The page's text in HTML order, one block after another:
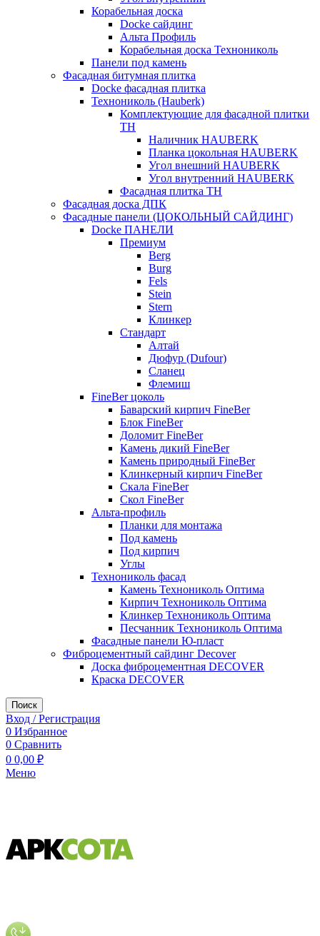
Корабельная доска
Docke сайдинг
Альта Профиль
Корабельная доска Технониколь
Панели под камень
Фасадная битумная плитка
Docke фасадная плитка
Технониколь (Hauberk)
Комплектующие для фасадной плитки
ТН
Наличник HAUBERK
Планка цокольная HAUBERK
Угол внешний HAUBERK
Угол внутренний HAUBERK
Фасадная плитка ТН
Фасадная доска ДПК
Фасадные панели (ЦОКОЛЬНЫЙ САЙДИНГ)
Docke ПАНЕЛИ
Премиум
Berg
Burg
Fels
Stein
Stern
Клинкер
Стандарт
Алтай
Дюфур (Dufour)
Сланец
Флемиш
FineBer цоколь
Баварский кирпич FineBer
Блок FineBer
Доломит FineBer
Камень дикий FineBer
Камень природный FineBer
Клинкерный кирпич FineBer
Скала FineBer
Скол FineBer
Альта-профиль
Планки для монтажа
Под камень
Под кирпич
Углы
Технониколь фасад
Камень Технониколь Оптима
Кирпич Технониколь Оптима
Клинкер Технониколь Оптима
Песчанник Технониколь Оптима
Фасадные панели Ю-пласт
Фиброцементный сайдинг Decover
Доска фиброцементная DECOVER
Краска DECOVER
Поиск
Вход / Регистрация
0 Избранное
0 Сравнить
0 0,00 ₽
Меню